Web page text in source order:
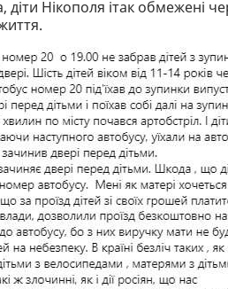
Нікополя ітак обмежені